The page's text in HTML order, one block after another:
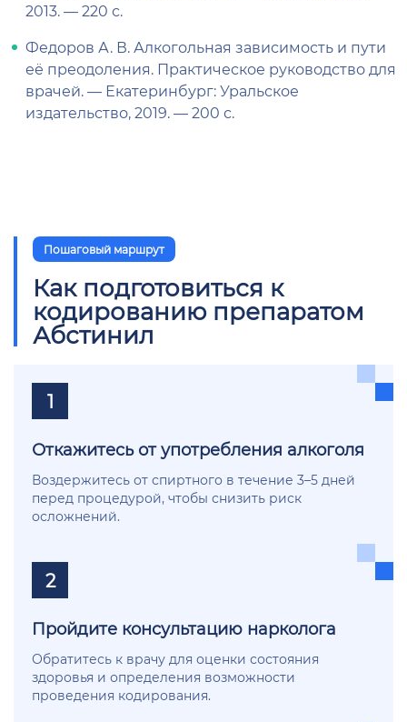
2013. — 220 с.
Федоров А. В. Алкогольная зависимость и пути
её преодоления. Практическое руководство для
врачей. — Екатеринбург: Уральское
издательство, 2019. — 200 с.
Пошаговый маршрут
Как подготовиться к
кодированию препаратом
Абстинил
1
Откажитесь от употребления алкоголя
Воздержитесь от спиртного в течение 3–5 дней
перед процедурой, чтобы снизить риск
осложнений.
2
Пройдите консультацию нарколога
Обратитесь к врачу для оценки состояния
здоровья и определения возможности
проведения кодирования.